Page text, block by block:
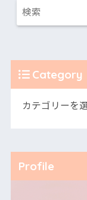
Category
Profile